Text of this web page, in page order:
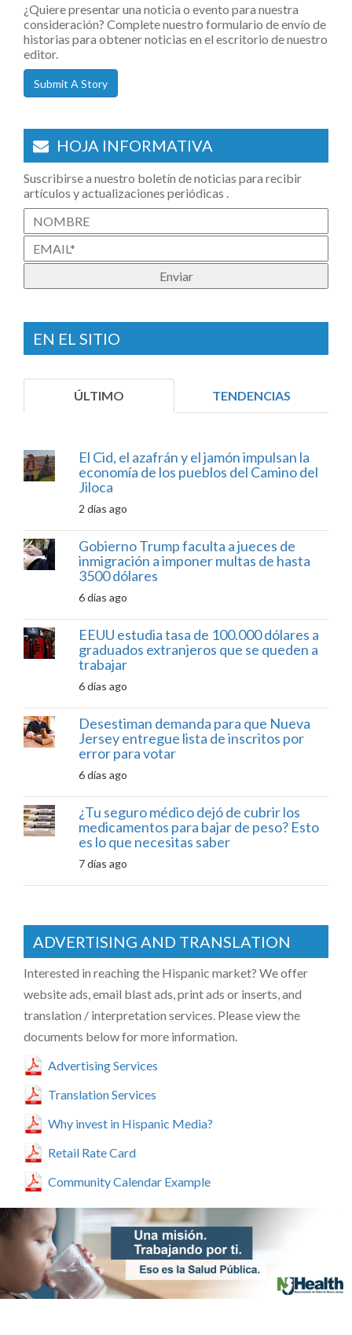
¿Quiere presentar una noticia o evento para nuestra
consideración? Complete nuestro formulario de envío de
historias para obtener noticias en el escritorio de nuestro
editor.
Submit A Story
HOJA INFORMATIVA
Suscribirse a nuestro boletín de noticias para recibir
artículos y actualizaciones periódicas .
EN EL SITIO
ÚLTIMO TENDENCIAS
El Cid, el azafrán y el jamón impulsan la
economía de los pueblos del Camino del
Jiloca
2 días ago
Gobierno Trump faculta a jueces de
inmigración a imponer multas de hasta
3500 dólares
6 días ago
EEUU estudia tasa de 100.000 dólares a
graduados extranjeros que se queden a
trabajar
6 días ago
Desestiman demanda para que Nueva
Jersey entregue lista de inscritos por
error para votar
6 días ago
¿Tu seguro médico dejó de cubrir los
medicamentos para bajar de peso? Esto
es lo que necesitas saber
7 días ago
ADVERTISING AND TRANSLATION
Interested in reaching the Hispanic market? We offer
website ads, email blast ads, print ads or inserts, and
translation / interpretation services. Please view the
documents below for more information.
Advertising Services
Translation Services
Why invest in Hispanic Media?
Retail Rate Card
Community Calendar Example